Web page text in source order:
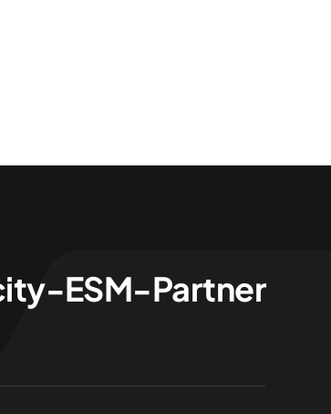
ESM-Partner